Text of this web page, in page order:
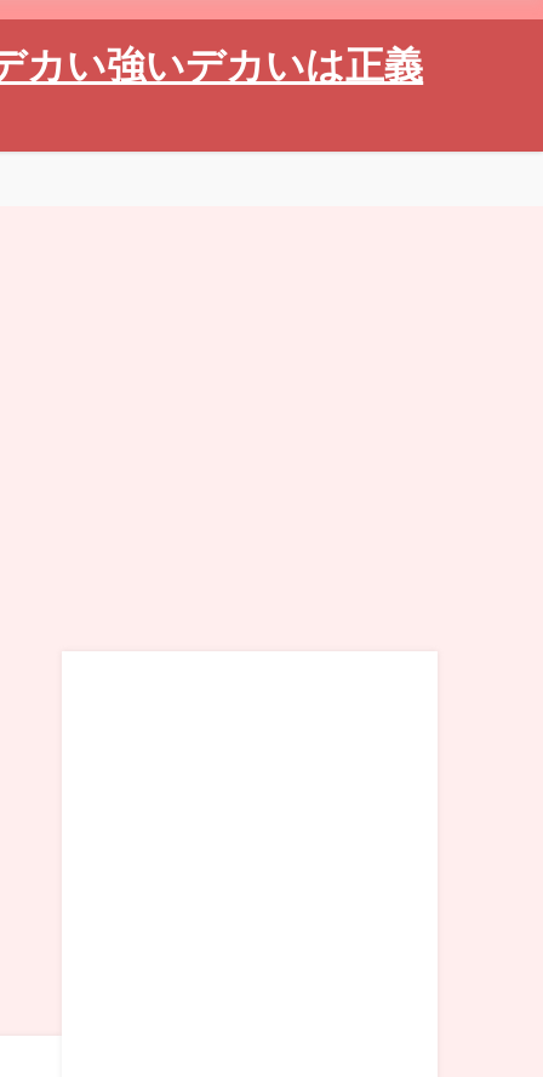
カい強いデカいは正義